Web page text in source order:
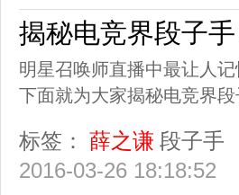
揭秘电竞界段子
明星召唤师直播中最让人
下面就为大家揭秘电竞界
标签： 薛之谦 段子手
2016-03-26 18:18:52